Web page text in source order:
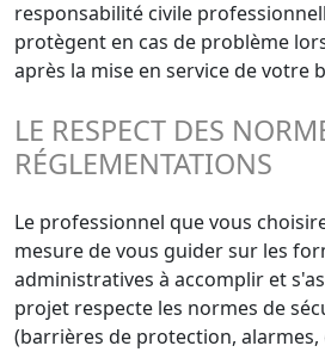
responsabilité civile
protègent en cas de problème
après la mise en service de votre
LE RESPECT DES
RÉGLEMENTATIONS
Le professionnel que vous
mesure de vous guider sur les
administratives à accomplir et
projet respecte les normes de
(barrières de protection, alarmes,